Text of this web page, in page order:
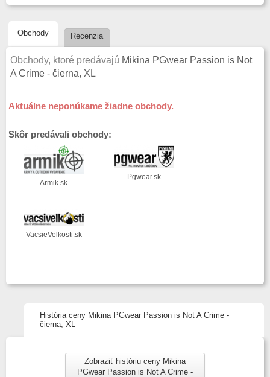
Obchody Recenzia
Obchody, ktoré predávajú Mikina PGwear Passion is Not
A Crime - čierna, XL
Aktuálne neponúkame žiadne obchody.
Skôr predávali obchody:
Armik.sk
Pgwear.sk
VacsieVelkosti.sk
História ceny Mikina PGwear Passion is Not A Crime -
čierna, XL
Zobraziť históriu ceny Mikina
PGwear Passion is Not A Crime -